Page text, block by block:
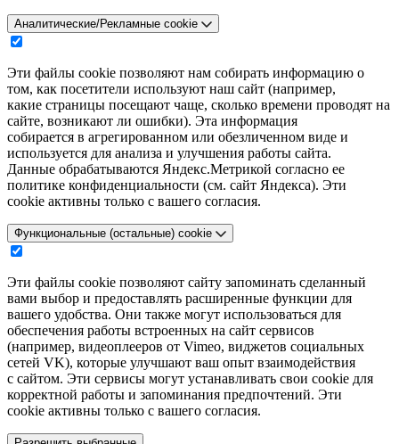
Аналитические/Рекламные cookie
Эти файлы cookie позволяют нам собирать информацию о
том, как посетители используют наш сайт (например,
какие страницы посещают чаще, сколько времени проводят на
сайте, возникают ли ошибки). Эта информация
собирается в агрегированном или обезличенном виде и
используется для анализа и улучшения работы сайта.
Данные обрабатываются Яндекс.Метрикой согласно ее
политике конфиденциальности (см. сайт Яндекса). Эти
cookie активны только с вашего согласия.
Функциональные (остальные) cookie
Эти файлы cookie позволяют сайту запоминать сделанный
вами выбор и предоставлять расширенные функции для
вашего удобства. Они также могут использоваться для
обеспечения работы встроенных на сайт сервисов
(например, видеоплееров от Vimeo, виджетов социальных
сетей VK), которые улучшают ваш опыт взаимодействия
с сайтом. Эти сервисы могут устанавливать свои cookie для
корректной работы и запоминания предпочтений. Эти
cookie активны только с вашего согласия.